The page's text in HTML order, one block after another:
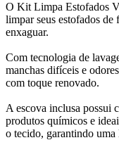
O Kit Limpa Estofados
limpar seus estofados
enxaguar.
Com tecnologia de
manchas difíceis e
com toque renovado.
A escova inclusa possui
produtos químicos e
o tecido, garantindo